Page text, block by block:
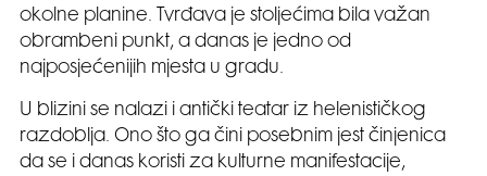
okolne planine. Tvrđava je stoljećima bila važan
obrambeni punkt, a danas je jedno od
najposjećenijih mjesta u gradu.
U blizini se nalazi i antički teatar iz helenističkog
razdoblja. Ono što ga čini posebnim jest činjenica
da se i danas koristi za kulturne manifestacije,